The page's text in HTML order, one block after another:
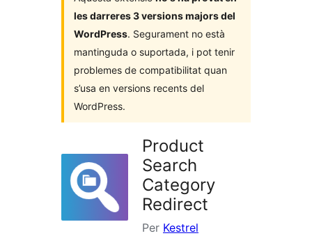
les darreres 3 versions majors del
WordPress. Segurament no està
mantinguda o suportada, i pot tenir
problemes de compatibilitat quan
s’usa en versions recents del
WordPress.
Product
Search
Category
Redirect
Per Kestrel